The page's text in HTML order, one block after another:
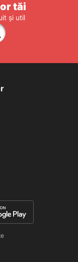
tăi
și util